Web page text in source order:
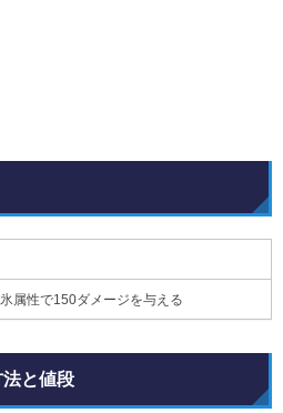
属性で150ダメージを与える
と値段